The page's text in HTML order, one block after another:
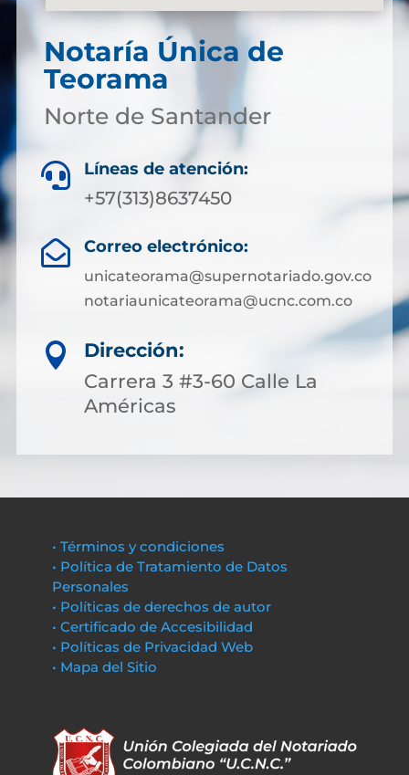
Notaría Única de
Teorama
Norte de Santander
 Líneas de atención:
+57(313)8637450
 Correo electrónico:
unicateorama@supernotariado.gov.co
notariaunicateorama@ucnc.com.co

Dirección:
Carrera 3 #3-60 Calle La
Américas
• Términos y condiciones
• Política de Tratamiento de Datos
Personales
• Políticas de derechos de autor
• Certificado de Accesibilidad
• Políticas de Privacidad Web
• Mapa del Sitio